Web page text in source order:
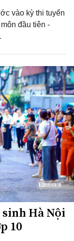
vào kỳ thi tuyển
đầu tiên -
sinh Hà Nội
10